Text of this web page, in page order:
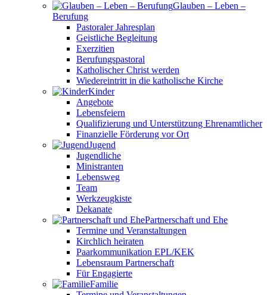
Glauben – Leben –
Berufung
Pastoraler Jahresplan
Geistliche Begleitung
Exerzitien
Berufungspastoral
Katholischer Christ werden
Wiedereintritt in die katholische Kirche
Kinder
Angebote
Lebensfeiern
Qualifizierung und Unterstützung Ehrenamtlicher
Finanzielle Förderung vor Ort
Jugend
Jugendliche
Ministranten
Lebensweg
Team
Werkzeugkiste
Dekanate
Partnerschaft und Ehe
Termine und Veranstaltungen
Kirchlich heiraten
Paarkommunikation EPL/KEK
Lebensraum Partnerschaft
Für Engagierte
Familie